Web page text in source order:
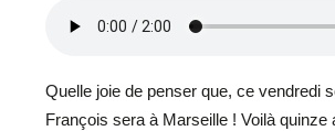
Quelle joie de penser que, ce vendredi
François sera à Marseille ! Voilà quinze